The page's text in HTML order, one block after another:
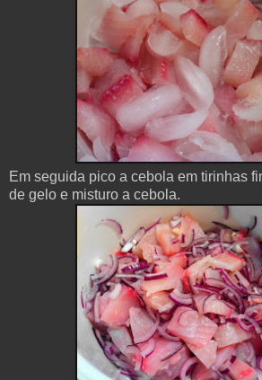
Em seguida pico a cebola em tirinhas
de gelo e misturo a cebola.